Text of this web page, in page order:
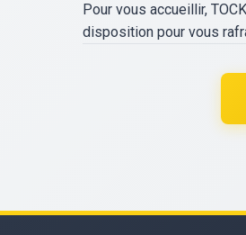
Pour vous accueillir,
disposition pour vous